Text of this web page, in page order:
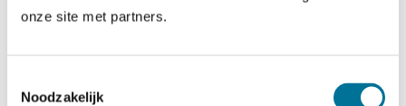
onze site met partners.
Noodzakelijk
Het verbeteren van de onderwijskwaliteit
leerlingen